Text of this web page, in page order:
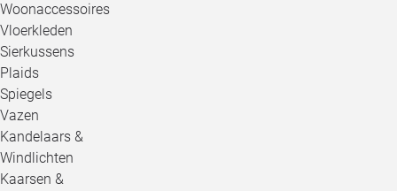
Woonaccessoires
Vloerkleden
Sierkussens
Plaids
Spiegels
Vazen
Kandelaars &
Windlichten
Kaarsen &